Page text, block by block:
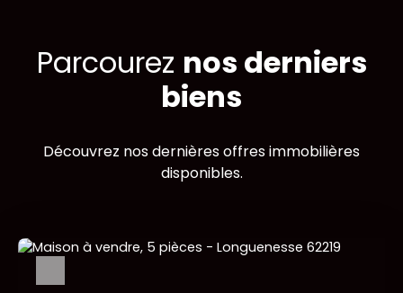
Parcourez nos derniers
biens
Découvrez nos dernières offres immobilières
disponibles.